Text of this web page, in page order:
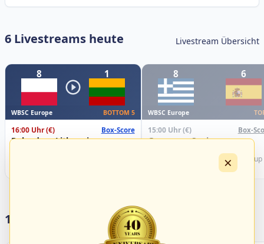
6 Livestreams heute Livestream Übersicht
8 1
WBSC Europe BOTTOM 5
16:00 Uhr(€) Box-Score
Poland vs. Lithuania
8 6
WBSC Europe
15:00 Uhr(€) Box-
Greece vs. Spain
Championship B Pool 2026 - Group
17 Vereine im S/HBV
×